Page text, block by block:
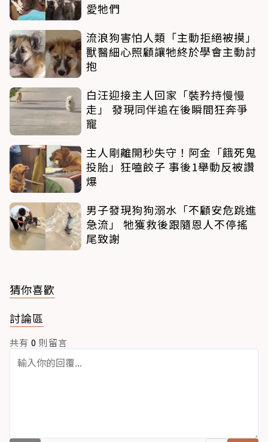
愛牠們
流浪狗害怕人類「主動拒絕被摸」
獸醫細心照顧讓牠終於學會主動討
抱
白汪迎接主人回家「裝矜持慢慢
走」 發現同伴追在後瞬間狂奔爭
寵
主人剛離開秒失守！阿金「餓死鬼
投胎」狂嗑餃子 事後1舉動反被讚
爆
男子發現狗狗溺水「不顧安危跳進
急流」 牠獲救後跟隨恩人不停搖
尾致謝
猜你喜歡
討論區
共有 0 則留言